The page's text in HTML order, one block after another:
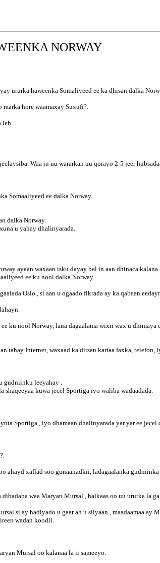
NORWAY
ururka haweenka Somaliyeed ee ka dhisan dalka
hore waamaxay Suxufi?.
Waa in uu wararkan uu qorayo 2-5 jeer
Somaaliyeed ee dalka Norway.
dalka Norway.
u yahay dhalinyarada.
ayaan waxaan isku dayay bal in aan dhinaca
ee ku nool dalka Norway.
Oslo., si aan u ogaado fikrada ay ka qabaan
ku nool Norway, lana dagaalama wixii wax u
tahay Internet, waxaad ka dirsan kartaa faxka,
gudniinku leeyahay .
kuwa jecel Sportiga iyo waliba wadaadada.
Sportiga , iyo dhamaan dhalinyarada yar yar ee
ahayd xaflad soo gunaanadkii, ladagaalanka
waa Maryan Mursal , halkaas oo uu ururka la
si ay hadiyado u gaar ah u siiyaan , maadaamaa ay
wadan koodii.
Mursal oo kalanaa la ii sameeyo.